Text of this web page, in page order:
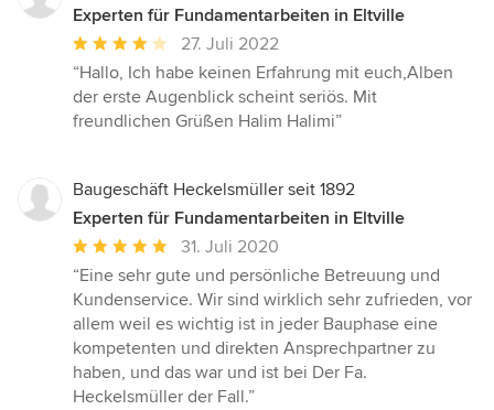
Experten für Fundamentarbeiten in Eltville
Durchschnittliche
Bewertung:
4
von
27. Juli 2022
“Hallo, Ich habe keinen Erfahrung mit euch,Alben
der erste Augenblick scheint seriös. Mit
freundlichen Grüßen Halim Halimi”
Baugeschäft Heckelsmüller seit 1892
Experten für Fundamentarbeiten in Eltville
Durchschnittliche
Bewertung:
5
von
5
Sternen
31. Juli 2020
“Eine sehr gute und persönliche Betreuung und
Kundenservice. Wir sind wirklich sehr zufrieden, vor
allem weil es wichtig ist in jeder Bauphase eine
kompetenten und direkten Ansprechpartner zu
haben, und das war und ist bei Der Fa.
Heckelsmüller der Fall.”